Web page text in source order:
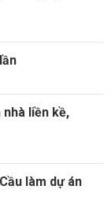
liền kề,
làm dự án